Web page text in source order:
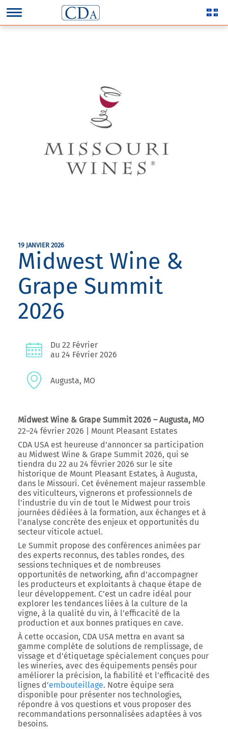
19 JANVIER 2026
Midwest Wine &
Grape Summit
2026
Du 22 Février
au 24 Février 2026
Augusta, MO
Midwest Wine & Grape Summit 2026 – Augusta, MO
22–24 février 2026 | Mount Pleasant Estates
CDA USA est heureuse d’annoncer sa participation
au Midwest Wine & Grape Summit 2026, qui se
tiendra du 22 au 24 février 2026 sur le site
historique de Mount Pleasant Estates, à Augusta,
dans le Missouri. Cet événement majeur rassemble
des viticulteurs, vignerons et professionnels de
l’industrie du vin de tout le Midwest pour trois
journées dédiées à la formation, aux échanges et à
l’analyse concrète des enjeux et opportunités du
secteur viticole actuel.
Le Summit propose des conférences animées par
des experts reconnus, des tables rondes, des
sessions techniques et de nombreuses
opportunités de networking, afin d’accompagner
les producteurs et exploitants à chaque étape de
leur développement. C’est un cadre idéal pour
explorer les tendances liées à la culture de la
vigne, à la qualité du vin, à l’efficacité de la
production et aux bonnes pratiques en cave.
À cette occasion, CDA USA mettra en avant sa
gamme complète de solutions de remplissage, de
vissage et d’étiquetage spécialement conçues pour
les wineries, avec des équipements pensés pour
améliorer la précision, la fiabilité et l’efficacité des
lignes d’embouteillage. Notre équipe sera
disponible pour présenter nos technologies,
répondre à vos questions et vous proposer des
recommandations personnalisées adaptées à vos
besoins.